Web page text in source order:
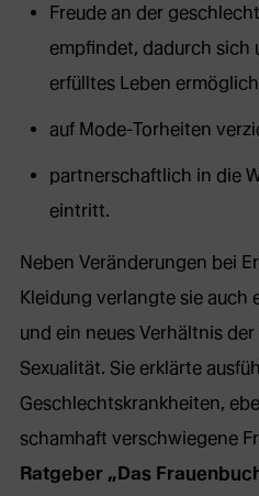
Freude an der
empfindet, dadurch sich
erfülltes Leben
auf Mode-Torheiten
partnerschaftlich in die
eintritt.
Neben Veränderungen bei
Kleidung verlangte sie auch
und ein neues Verhältnis
Sexualität. Sie erklärte
Geschlechtskrankheiten,
schamhaft verschwiegene
Ratgeber „Das